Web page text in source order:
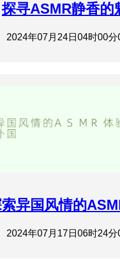
探寻ASMR静香的
2024年07月24日04时00分
异国风情的
2024年07月17日06时24分